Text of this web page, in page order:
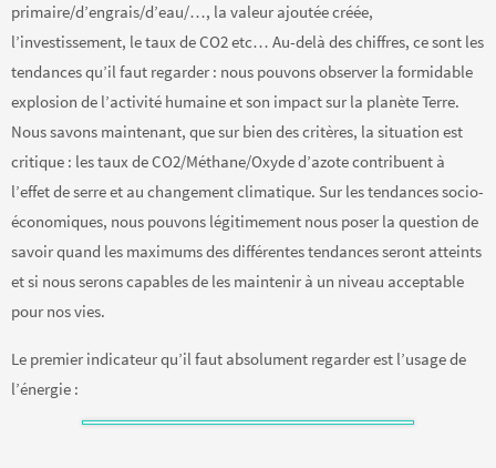
primaire/d’engrais/d’eau/…, la valeur ajoutée créée,
l’investissement, le taux de CO2 etc… Au-delà des chiffres, ce sont les
tendances qu’il faut regarder : nous pouvons observer la formidable
explosion de l’activité humaine et son impact sur la planète Terre.
Nous savons maintenant, que sur bien des critères, la situation est
critique : les taux de CO2/Méthane/Oxyde d’azote contribuent à
l’effet de serre et au changement climatique. Sur les tendances socio-
économiques, nous pouvons légitimement nous poser la question de
savoir quand les maximums des différentes tendances seront atteints
et si nous serons capables de les maintenir à un niveau acceptable
pour nos vies.
Le premier indicateur qu’il faut absolument regarder est l’usage de
l’énergie :